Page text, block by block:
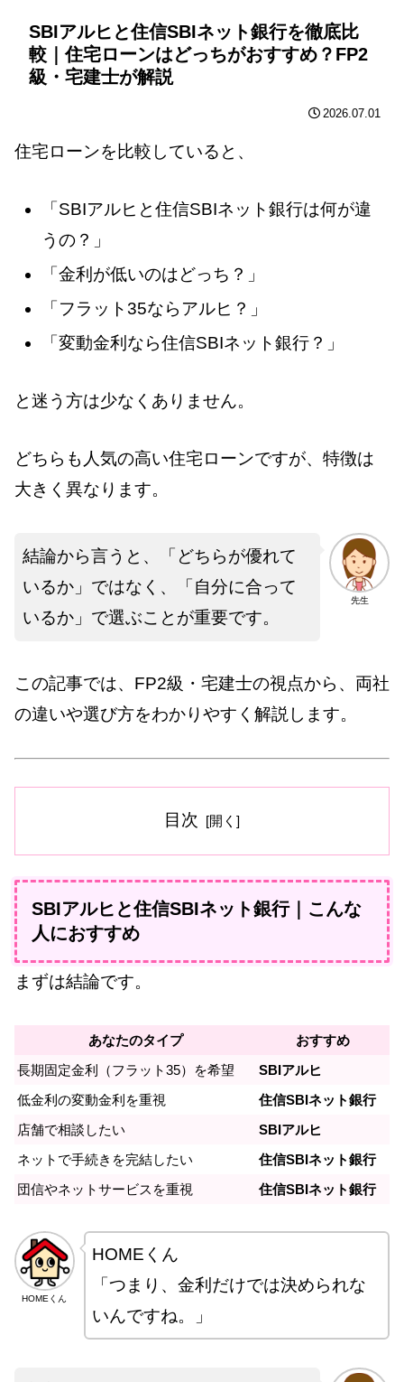
SBIアルヒと住信SBIネット銀行を徹底比
較｜住宅ローンはどっちがおすすめ？FP2
級・宅建士が解説
2026.07.01
住宅ローンを比較していると、
「SBIアルヒと住信SBIネット銀行は何が違
うの？」
「金利が低いのはどっち？」
「フラット35ならアルヒ？」
「変動金利なら住信SBIネット銀行？」
と迷う方は少なくありません。
どちらも人気の高い住宅ローンですが、特徴は
大きく異なります。
先生
結論から言うと、「どちらが優れて
いるか」ではなく、「自分に合って
いるか」で選ぶことが重要です。
この記事では、FP2級・宅建士の視点から、両社
の違いや選び方をわかりやすく解説します。
目次
SBIアルヒと住信SBIネット銀行｜こんな
人におすすめ
まずは結論です。
あなたのタイプ
おすすめ
長期固定金利（フラット35）を希望
SBIアルヒ
低金利の変動金利を重視
住信SBIネット銀行
店舗で相談したい
SBIアルヒ
ネットで手続きを完結したい
住信SBIネット銀行
団信やネットサービスを重視
住信SBIネット銀行
HOMEくん
HOMEくん
「つまり、金利だけでは決められな
いんですね。」